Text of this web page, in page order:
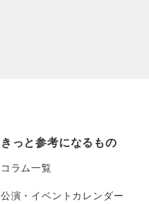
きっと参考になるもの
コラム一覧
公演・イベントカレンダー